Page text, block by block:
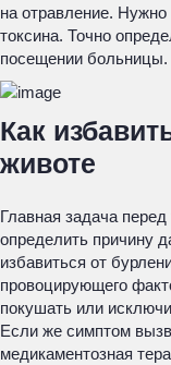
на отравление.
токсина. Точно
посещении больницы.
Как
животе
Главная задача
определить причину
избавиться от
провоцирующего
покушать или
Если же симптом
медикаментозная